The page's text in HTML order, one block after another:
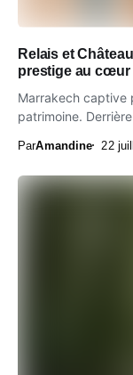
Relais et
prestige au cœur
Marrakech captive
patrimoine.
ParAmandine 22